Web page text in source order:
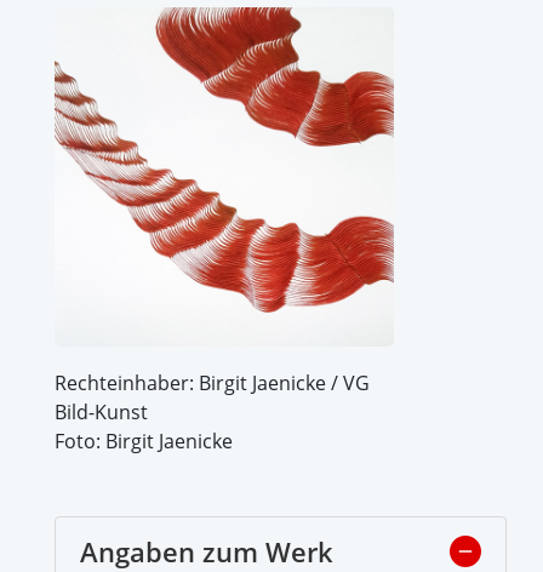
Rechteinhaber: Birgit Jaenicke / VG
Bild-Kunst
Foto: Birgit Jaenicke
Angaben zum Werk